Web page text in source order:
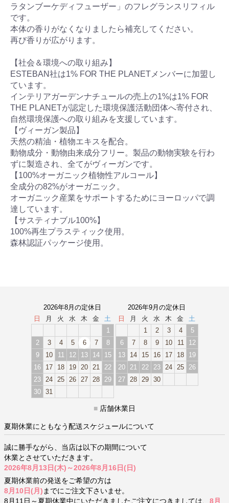
ラタンブーケディフューザー」のフレグランスリフィル
です。
本体の香りがなくなりましたら補充してください。
再び香りが広がります。
【社会＆環境への取り組み】
ESTEBAN社は1% FOR THE PLANETメンバーに加盟し
ています。
インテリアガーデンナチュールの売上の1%は1% FOR
THE PLANETが認定した環境保護活動団体へ寄付され、
自然環境保護への取り組みを支援しています。
【ヴィーガン製品】
天然の精油・植物エキスを配合。
動物成分・動物由来成分フリー。製品の動物実験を行わ
ずに製造され、全てがヴィーガンです。
【100%オーガニック植物性アルコール】
全成分の82%がオーガニック。
オーガニック産業をサポートするためにヨーロッパで調
達しています。
【サスティナブル100%】
100%再生プラスティック使用。
森林認証パッケージ使用。
2026年8月の定休日
日
月 火 水 木 金
土
1
2
3 4 5 6 7
8
9
10 11 12 13 14
15
16
17 18 19 20 21
22
23 24 25 26 27 28
29
30 31
2026年9月の定休日
日
月 火 水 木 金
土
1
2 3 4
5
6
7 8 9 10 11
12
13
14 15 16 17 18
19
20
21 22 23 24 25
26
27 28 29 30
■ 店舗休業日
夏期休業にともなう配送スケジュールについて
誠に勝手ながら、当店は以下の期間について
休業とさせていただきます。
2026年8月13日(木)～2026年8月16日(日)
夏期休業前の発送をご希望の方は
8月10日(月) までにご注文下さいませ。
8月11日～夏期休業中にいただきましたご注文につきましては、 8月